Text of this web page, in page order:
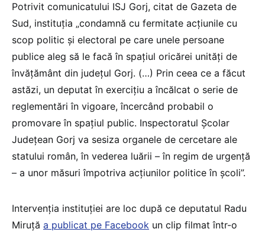
Potrivit comunicatului ISJ Gorj, citat de Gazeta de
Sud, instituția „condamnă cu fermitate acțiunile cu
scop politic și electoral pe care unele persoane
publice aleg să le facă în spațiul oricărei unități de
învățământ din județul Gorj. (…) Prin ceea ce a făcut
astăzi, un deputat în exercițiu a încălcat o serie de
reglementări în vigoare, încercând probabil o
promovare în spațiul public. Inspectoratul Școlar
Județean Gorj va sesiza organele de cercetare ale
statului român, în vederea luării – în regim de urgență
– a unor măsuri împotriva acțiunilor politice în școli”.
Intervenția instituției are loc după ce deputatul Radu
Miruță a publicat pe Facebook un clip filmat într-o